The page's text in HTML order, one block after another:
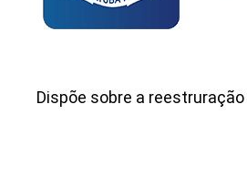
Dispõe sobre a